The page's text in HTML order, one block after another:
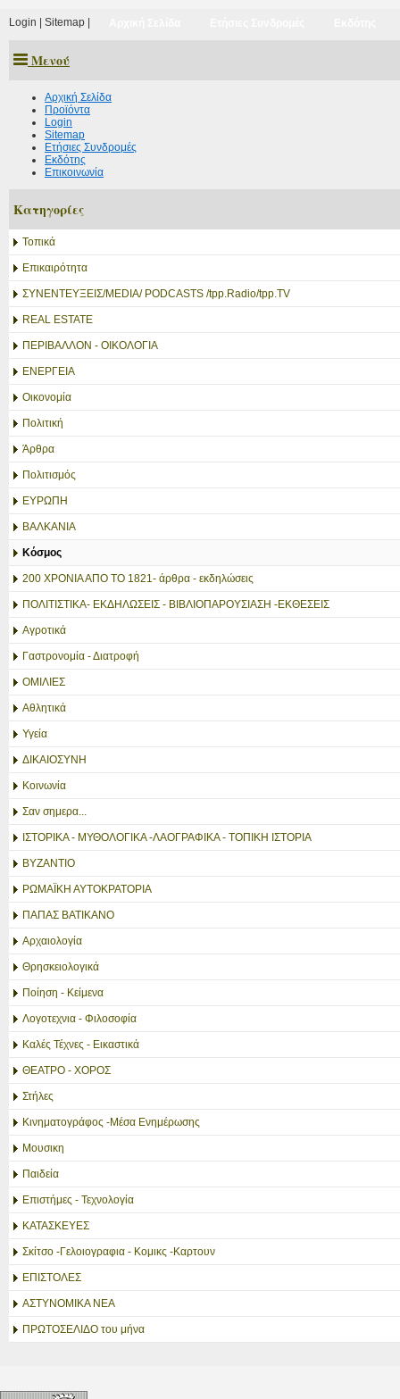
Login Sitemap
Μενού
Αρχική Σελίδα
Προϊόντα
Login
Sitemap
Ετήσιες Συνδρομές
Εκδότης
Επικοινωνία
Κατηγορίες
Τοπικά
Επικαιρότητα
ΣΥΝΕΝΤΕΥΞΕΙΣ/MEDIA/ PODCASTS /tpp.Radio/tpp.TV
REAL ESTATE
ΠΕΡΙΒΑΛΛΟΝ - ΟΙΚΟΛΟΓΙΑ
ΕΝΕΡΓΕΙΑ
Οικονομία
Πολιτική
Άρθρα
Πολιτισμός
ΕΥΡΩΠΗ
ΒΑΛΚΑΝΙΑ
Κόσμος
200 ΧΡΟΝΙΑ ΑΠΟ ΤΟ 1821- άρθρα - εκδηλώσεις
ΠΟΛΙΤΙΣΤΙΚΑ- ΕΚΔΗΛΩΣΕΙΣ - ΒΙΒΛΙΟΠΑΡΟΥΣΙΑΣΗ -ΕΚΘΕΣΕΙΣ
Αγροτικά
Γαστρονομία - Διατροφή
ΟΜΙΛΙΕΣ
Αθλητικά
Υγεία
ΔΙΚΑΙΟΣΥΝΗ
Κοινωνία
Σαν σημερα...
ΙΣΤΟΡΙΚΑ - ΜΥΘΟΛΟΓΙΚΑ -ΛΑΟΓΡΑΦΙΚΑ - ΤΟΠΙΚΗ ΙΣΤΟΡΙΑ
ΒΥΖΑΝΤΙΟ
ΡΩΜΑΪΚΗ ΑΥΤΟΚΡΑΤΟΡΙΑ
ΠΑΠΑΣ ΒΑΤΙΚΑΝΟ
Αρχαιολογία
Θρησκειολογικά
Ποίηση - Κείμενα
Λογοτεχνια - Φιλοσοφία
Καλές Τέχνες - Εικαστικά
ΘΕΑΤΡΟ - ΧΟΡΟΣ
Στήλες
Κινηματογράφος -Μέσα Ενημέρωσης
Μουσικη
Παιδεία
Επιστήμες - Τεχνολογία
ΚΑΤΑΣΚΕΥΕΣ
Σκίτσο -Γελοιογραφια - Κομικς -Καρτουν
ΕΠΙΣΤΟΛΕΣ
ΑΣΤΥΝΟΜΙΚΑ ΝΕΑ
ΠΡΩΤΟΣΕΛΙΔΟ του μήνα